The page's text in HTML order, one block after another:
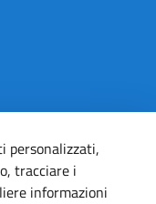
personalizzati,
tracciare i
informazioni